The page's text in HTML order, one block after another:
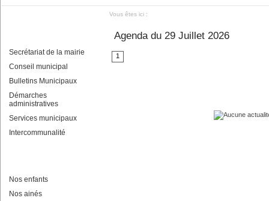
Vous êtes ici :
Secrétariat de la mairie
Conseil municipal
Bulletins Municipaux
Démarches
administratives
Services municipaux
Intercommunalité
Nos enfants
Nos ainés
Agenda du 29 Juillet 2026
1